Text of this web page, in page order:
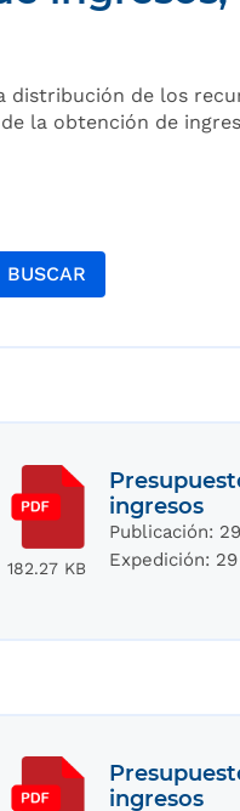
de los
la obtención de
BUSCAR
182.27 KB
ingresos
Publicación:
Expedición:
ingresos